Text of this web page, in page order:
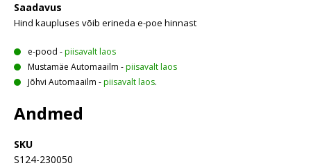
Saadavus
Hind kaupluses võib erineda e-poe hinnast
e-pood -piisavalt laos
Mustamäe Automaailm -piisavalt laos
Jõhvi Automaailm -piisavalt laos.
Andmed
SKU
S124-230050